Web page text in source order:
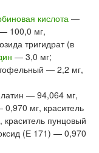
кислота —
100,0 мг,
тригидрат (в
— 3,0 мг;
— 2,2 мг,
— 94,064 мг,
мг, краситель
пунцовый
(Е 171) — 0,970